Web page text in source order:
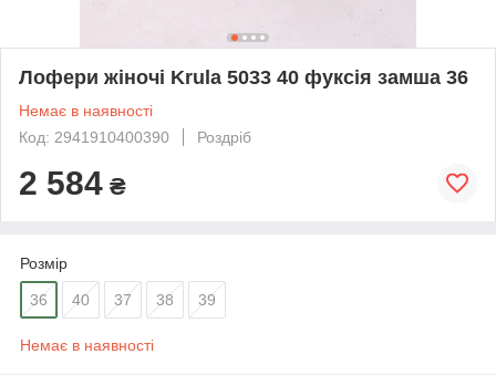
Лофери жіночі Krula 5033 40 фуксія замша 36
Немає в наявності
Код: 2941910400390
Роздріб
2 584 ₴
Розмір
36 40 37 38 39
Немає в наявності